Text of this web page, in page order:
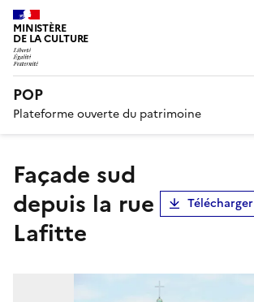
MINISTÈRE
DE LA CULTURE
POP
Plateforme ouverte du patrimoine
Façade sud
depuis la rue
Lafitte
Télécharger